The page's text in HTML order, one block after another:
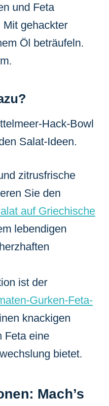
und Feta
Mit gehackter
Öl beträufeln.
Hack-Bowl
Salat-Ideen.
zitrusfrische
Sie den
auf Griechische
lebendigen
ist der
Gurken-Feta-
knackigen
Feta eine
bietet.
Mach’s